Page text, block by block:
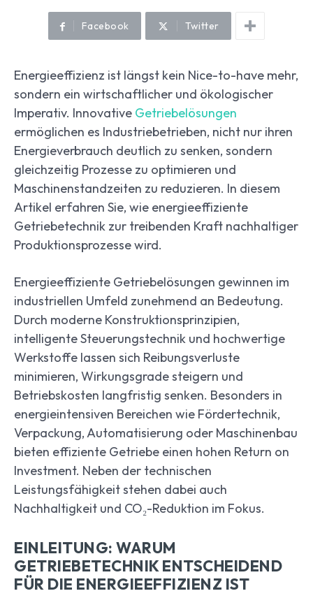
Facebook Twitter
Energieeffizienz ist längst kein Nice-to-have mehr,
sondern ein wirtschaftlicher und ökologischer
Imperativ. Innovative Getriebelösungen
ermöglichen es Industriebetrieben, nicht nur ihren
Energieverbrauch deutlich zu senken, sondern
gleichzeitig Prozesse zu optimieren und
Maschinenstandzeiten zu reduzieren. In diesem
Artikel erfahren Sie, wie energieeffiziente
Getriebetechnik zur treibenden Kraft nachhaltiger
Produktionsprozesse wird.
Energieeffiziente Getriebelösungen gewinnen im
industriellen Umfeld zunehmend an Bedeutung.
Durch moderne Konstruktionsprinzipien,
intelligente Steuerungstechnik und hochwertige
Werkstoffe lassen sich Reibungsverluste
minimieren, Wirkungsgrade steigern und
Betriebskosten langfristig senken. Besonders in
energieintensiven Bereichen wie Fördertechnik,
Verpackung, Automatisierung oder Maschinenbau
bieten effiziente Getriebe einen hohen Return on
Investment. Neben der technischen
Leistungsfähigkeit stehen dabei auch
Nachhaltigkeit und CO₂-Reduktion im Fokus.
EINLEITUNG: WARUM
GETRIEBETECHNIK ENTSCHEIDEND
FÜR DIE ENERGIEEFFIZIENZ IST